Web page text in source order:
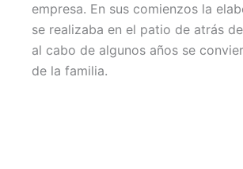
empresa. En sus comienzos la
se realizaba en el patio de atrás
al cabo de algunos años se
de la familia.